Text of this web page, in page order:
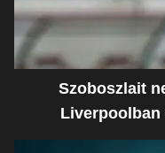
Szoboszlait
Liverpoolban